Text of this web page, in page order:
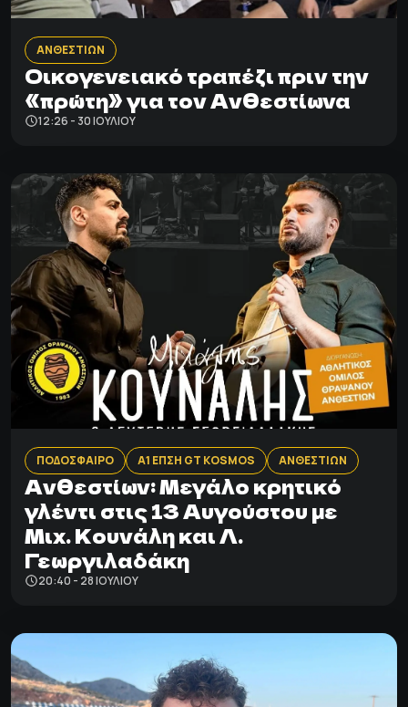
ΑΝΘΕΣΤΙΩΝ
Οικογενειακό τραπέζι πριν την
«πρώτη» για τον Ανθεστίωνα
12:26 - 30 ΙΟΥΛΊΟΥ
ΠΟΔΟΣΦΑΙΡΟ Α1 ΕΠΣΗ GT KOSMOS ΑΝΘΕΣΤΙΩΝ
Ανθεστίων: Mεγάλο κρητικό
γλέντι στις 13 Αυγούστου με
Μιχ. Κουνάλη και Λ.
Γεωργιλαδάκη
20:40 - 28 ΙΟΥΛΊΟΥ